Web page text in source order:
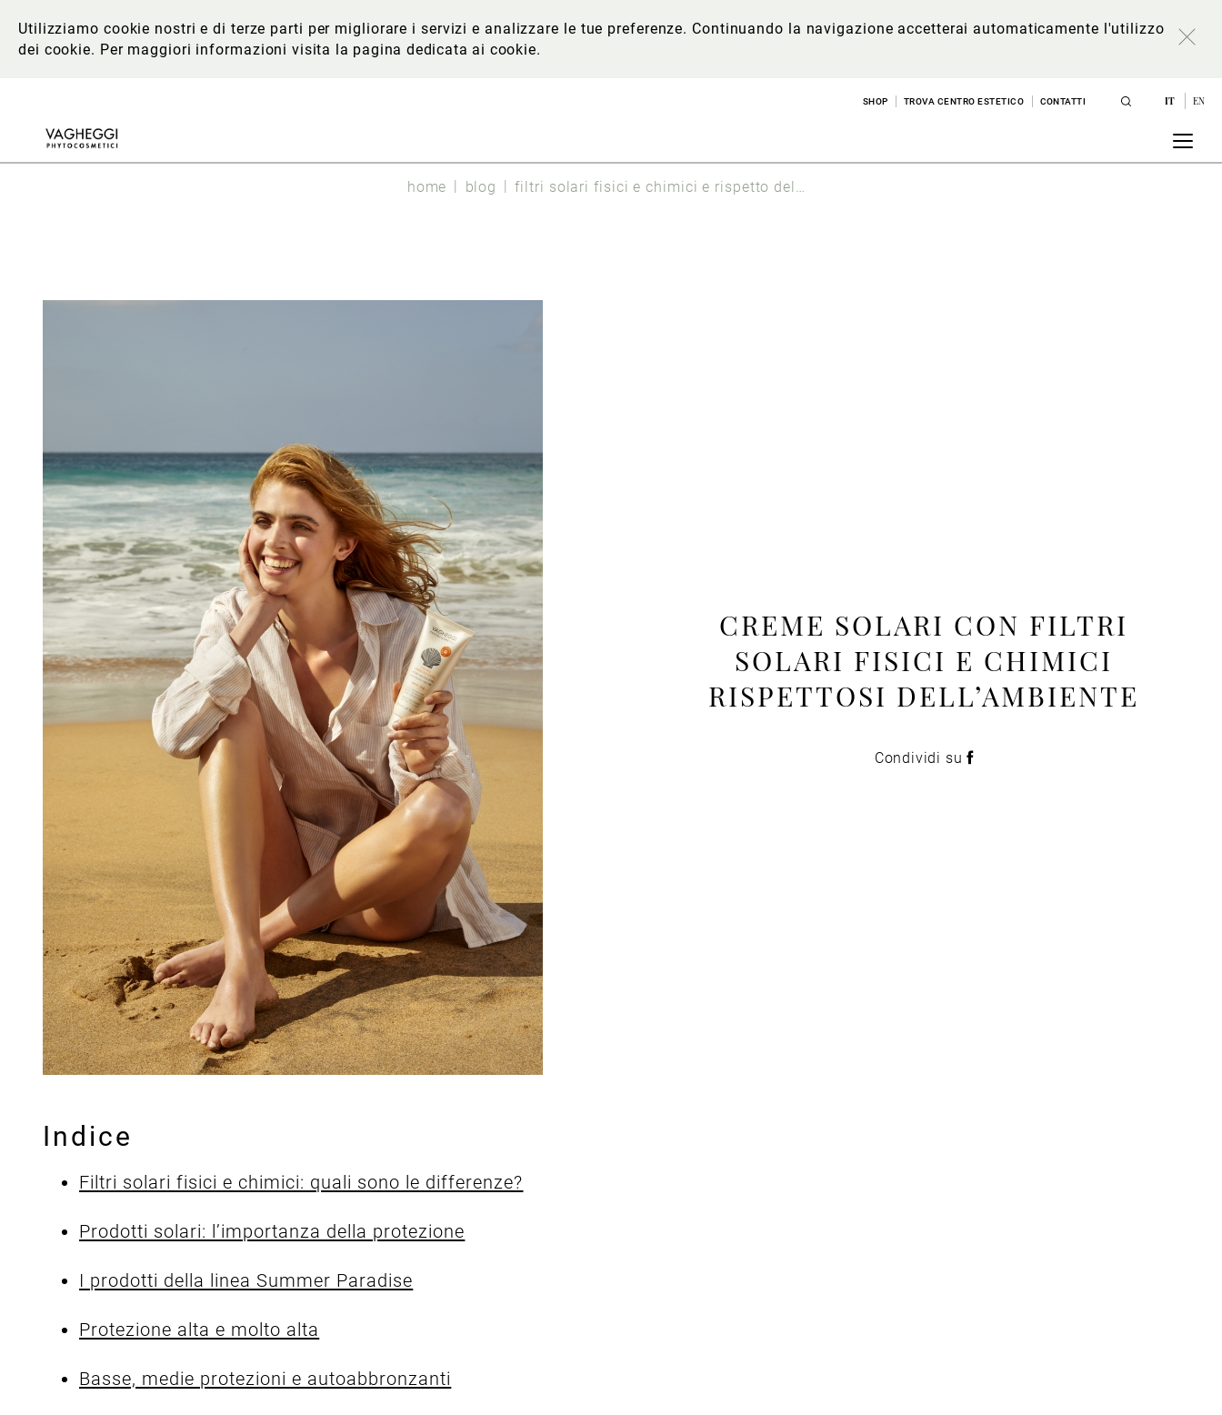
Utilizziamo cookie nostri e di terze parti per migliorare i servizi e analizzare le tue preferenze. Continuando la navigazione accetterai automaticamente l'utilizzo
dei cookie. Per maggiori informazionivisita la pagina dedicata ai cookie.
SHOP TROVA CENTRO ESTETICO CONTATTI IT EN
home blog
CREME SOLARI CON FILTRI
SOLARI FISICI E CHIMICI
RISPETTOSI DELL’AMBIENTE
Condividi su
Indice
Filtri solari fisici e chimici: quali sono le differenze?
Prodotti solari: l’importanza della protezione
I prodotti della linea Summer Paradise
Protezione alta e molto alta
Basse, medie protezioni e autoabbronzanti